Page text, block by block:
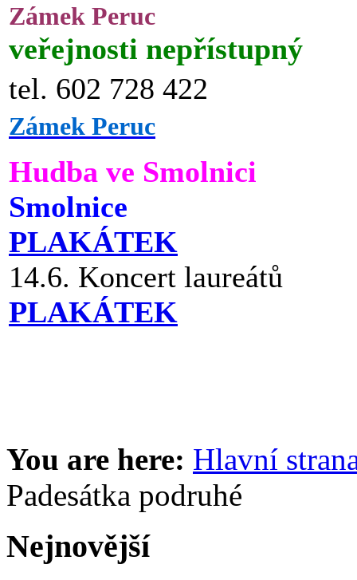
Zámek Peruc
veřejnosti nepřístupný
tel. 602 728 422
Zámek Peruc
Hudba ve Smolnici
Smolnice
PLAKÁTEK
14.6. Koncert laureátů
PLAKÁTEK
You are here: Hlavní
Padesátka podruhé
Nejnovější